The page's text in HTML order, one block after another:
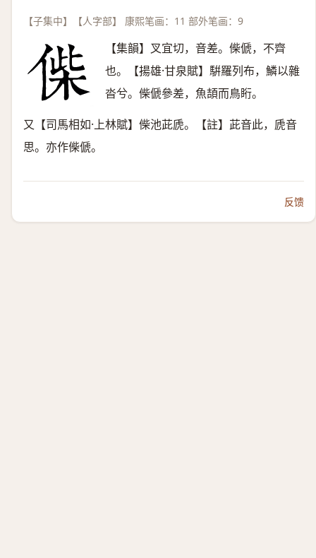
【子集中】【人字部】 康熙笔画：11 部外笔画：9
【集韻】叉宜切，音差。偨傂，不齊
也。【揚雄·甘泉賦】騈羅列布，鱗以雜
沓兮。偨傂參差，魚頡而鳥䀪。
又【司馬相如·上林賦】偨池茈虒。【註】茈音此，虒音
思。亦作偨傂。
反馈